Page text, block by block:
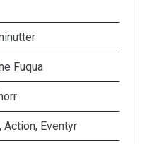
Fuqua
Action, Eventyr